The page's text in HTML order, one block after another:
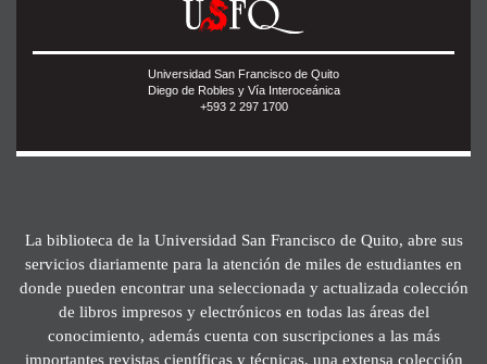
Universidad San Francisco de Quito
Diego de Robles y Vía Interoceánica
+593 2 297 1700
La biblioteca de la Universidad San Francisco de Quito, abre sus
servicios diariamente para la atención de miles de estudiantes en
donde pueden encontrar una seleccionada y actualizada colección
de libros impresos y electrónicos en todas las áreas del
conocimiento, además cuenta con suscripciones a las más
importantes revistas científicas y técnicas, una extensa colección